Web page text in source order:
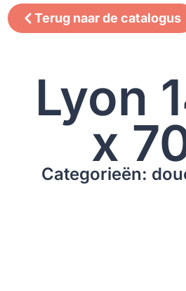
Terug naar de catalogus
Lyon
x
Categorieën: